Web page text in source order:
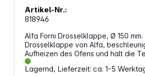
Artikel-Nr.:
818946
Alfa Forni Drosselklappe, Ø 150 mm.
Drosselklappe von Alfa,
Aufheizen des Ofens und hält die
Brennkammer konstant. Mit diesem
praktischen Zubehör lässt sich der
Lagernd, Lieferzeit: ca. 1-5